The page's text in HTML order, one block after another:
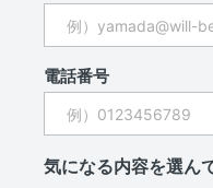
電話番号
気になる内容を選ん